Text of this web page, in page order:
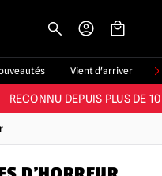
Vient d'arriver
UNI PLUS DE 60 000
RECONNU DEPUIS PLUS DE
CHAQUE SEMAINE